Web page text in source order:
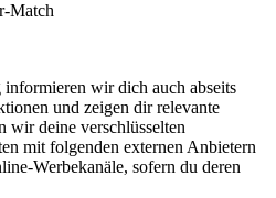
Match
wir dich auch abseits
und zeigen dir relevante
wir deine verschlüsselten
mit folgenden externen Anbietern
Werbekanäle, sofern du deren